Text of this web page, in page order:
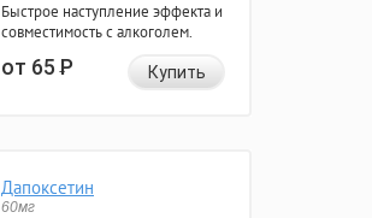
Быстрое наступление эффекта и
совместимость с алкоголем.
от 65Р Купить
Дапоксетин
60мг